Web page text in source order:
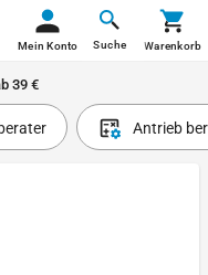
Suche
Mein Konto Warenkorb
39 €
Antrieb